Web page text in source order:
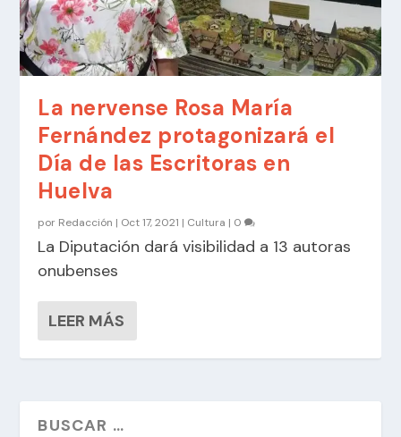
La nervense Rosa María
Fernández protagonizará el
Día de las Escritoras en
Huelva
por Redacción | Oct 17, 2021 | Cultura | 0
La Diputación dará visibilidad a 13 autoras
onubenses
LEER MÁS